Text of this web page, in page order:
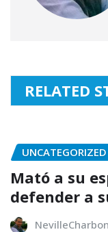
RELATED
UNCATEGORIZED
Mató a su
defender a